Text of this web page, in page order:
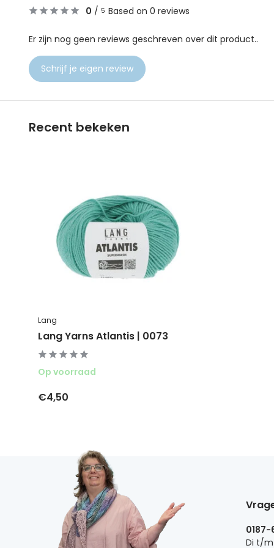
0 / 5 Based on 0 reviews
Er zijn nog geen reviews geschreven over dit product..
Schrijf je eigen review
Recent bekeken
Lang
Lang Yarns Atlantis | 0073
Op voorraad
€4,50
Di t/m